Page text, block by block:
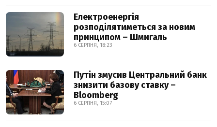
Електроенергія
розподілятиметься за новим
принципом – Шмигаль
6 СЕРПНЯ, 18:23
Путін змусив Центральний банк
знизити базову ставку –
Bloomberg
6 СЕРПНЯ, 15:07